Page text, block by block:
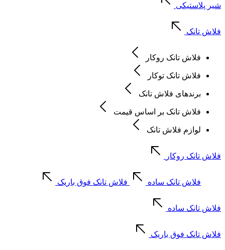
شیر پلاستیکی
فلاش تانک
فلاش تانک روکار
فلاش تانک توکار
برندهای فلاش تانک
فلاش تانک بر اساس قیمت
لوازم فلاش تانک
فلاش تانک روکار
فلاش تانک ساده فلاش تانک فوق باریک
فلاش تانک ساده
فلاش تانک فوق باریک